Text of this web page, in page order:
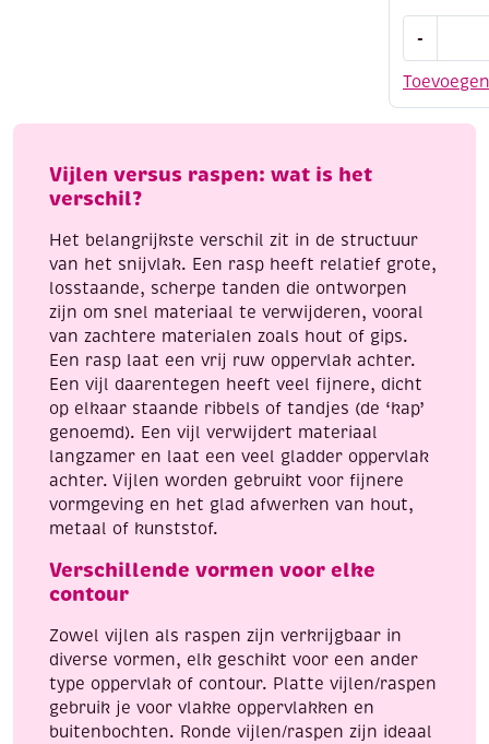
Toevoegen
-
26
5-
Vijlen versus raspen: wat is het
verschil?
Het belangrijkste verschil zit in de structuur
van het snijvlak. Een rasp heeft relatief grote,
losstaande, scherpe tanden die ontworpen
zijn om snel materiaal te verwijderen, vooral
van zachtere materialen zoals hout of gips.
Een rasp laat een vrij ruw oppervlak achter.
Een vijl daarentegen heeft veel fijnere, dicht
op elkaar staande ribbels of tandjes (de ‘kap’
genoemd). Een vijl verwijdert materiaal
langzamer en laat een veel gladder oppervlak
achter. Vijlen worden gebruikt voor fijnere
vormgeving en het glad afwerken van hout,
metaal of kunststof.
Verschillende vormen voor elke
contour
Zowel vijlen als raspen zijn verkrijgbaar in
diverse vormen, elk geschikt voor een ander
type oppervlak of contour. Platte vijlen/raspen
gebruik je voor vlakke oppervlakken en
buitenbochten. Ronde vijlen/raspen zijn ideaal